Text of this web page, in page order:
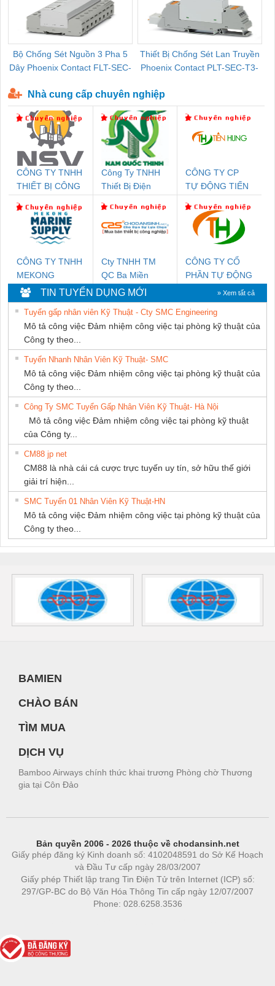
Bộ Chống Sét Nguồn 3 Pha 5
Dây Phoenix Contact FLT-SEC-
Thiết Bị Chống Sét Lan Truyền
Phoenix Contact PLT-SEC-T3-
Nhà cung cấp chuyên nghiệp
CÔNG TY TNHH
THIẾT BỊ CÔNG
SETSUBI VIỆT
NAM
Công Ty TNHH
Thiết Bị Điện
CÔNG TY CP
TỰ ĐỘNG TIẾN
CÔNG TY TNHH
MEKONG
MARINE SUPPLY
Cty TNHH TM
QC Ba Miền
CÔNG TY CỔ
PHẦN TỰ ĐỘNG
TIẾN HƯNG
TIN TUYỂN DỤNG MỚI » Xem tất cả
Tuyển gấp nhân viên Kỹ Thuật - Cty SMC Engineering
Mô tả công việc Đảm nhiệm công việc tại phòng kỹ thuật của
Công ty theo...
Tuyển Nhanh Nhân Viên Kỹ Thuật- SMC
Mô tả công việc Đảm nhiệm công việc tại phòng kỹ thuật của
Công ty theo...
Công Ty SMC Tuyển Gấp Nhân Viên Kỹ Thuật- Hà Nội
Mô tả công việc Đảm nhiệm công việc tại phòng kỹ thuật
của Công ty...
CM88 jp net
CM88 là nhà cái cá cược trực tuyến uy tín, sở hữu thế giới
giải trí hiện...
SMC Tuyển 01 Nhân Viên Kỹ Thuật-HN
Mô tả công việc Đảm nhiệm công việc tại phòng kỹ thuật của
Công ty theo...
BAMIEN
CHÀO BÁN
TÌM MUA
DỊCH VỤ
Bamboo Airways chính thức khai trương Phòng chờ Thương
gia tại Côn Đảo
Bản quyền 2006 - 2026 thuộc về chodansinh.net
Giấy phép đăng ký Kinh doanh số: 4102048591 do Sở Kế Hoạch
và Đầu Tư cấp ngày 28/03/2007
Giấy phép Thiết lập trang Tin Điện Tử trên Internet (ICP) số:
297/GP-BC do Bộ Văn Hóa Thông Tin cấp ngày 12/07/2007
Phone: 028.6258.3536